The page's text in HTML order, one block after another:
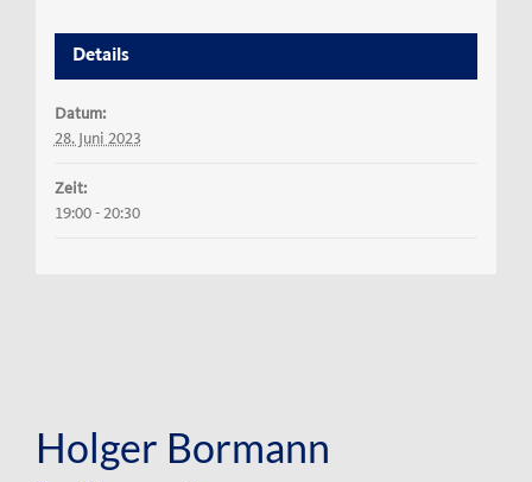
Details
Datum:
28. Juni 2023
Zeit:
19:00 - 20:30
Holger Bormann